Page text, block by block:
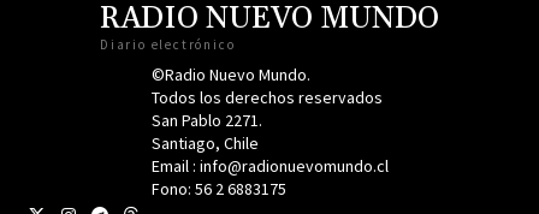
RADIO NUEVO MUNDO
Diario electrónico
©Radio Nuevo Mundo.
Todos los derechos reservados
San Pablo 2271.
Santiago, Chile
Email : info@radionuevomundo.cl
Fono: 56 2 6883175